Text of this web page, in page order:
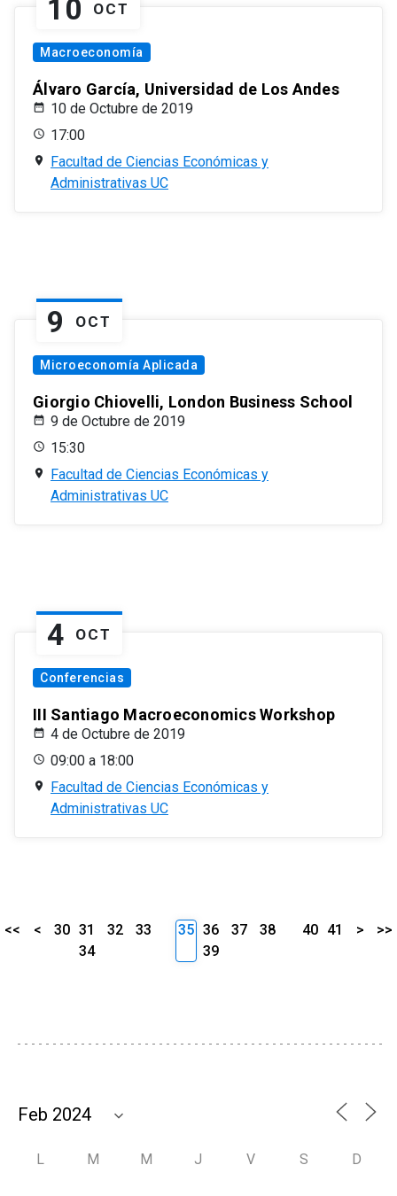
10 OCT
Macroeconomía
Álvaro García, Universidad de Los Andes
10 de Octubre de 2019
17:00
Facultad de Ciencias Económicas y
Administrativas UC
9 OCT
Microeconomía Aplicada
Giorgio Chiovelli, London Business School
9 de Octubre de 2019
15:30
Facultad de Ciencias Económicas y
Administrativas UC
4 OCT
Conferencias
III Santiago Macroeconomics Workshop
4 de Octubre de 2019
09:00 a 18:00
Facultad de Ciencias Económicas y
Administrativas UC
<< < 30 31 32
33
34
35 36 37
38
39
40 41 > >>
L M M J V S D